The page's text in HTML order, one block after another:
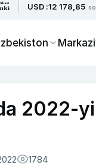
USD :12 178,85
2022-
1784